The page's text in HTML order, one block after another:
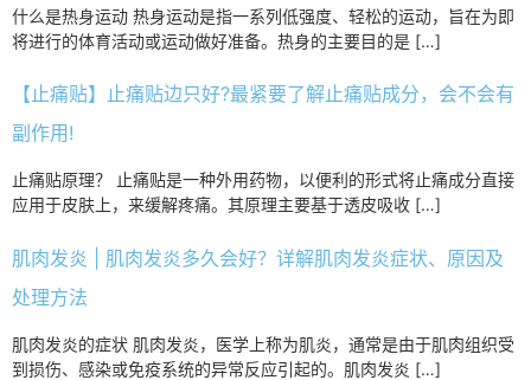
什么是热身运动 热身运动是指一系列低强度、轻松的运动，旨在为即
将进行的体育活动或运动做好准备。热身的主要目的是 […]
【止痛贴】止痛贴边只好?最紧要了解止痛贴成分，会不会有
副作用!
止痛贴原理？ 止痛贴是一种外用药物，以便利的形式将止痛成分直接
应用于皮肤上，来缓解疼痛。其原理主要基于透皮吸收 […]
肌肉发炎 | 肌肉发炎多久会好？详解肌肉发炎症状、原因及
处理方法
肌肉发炎的症状 肌肉发炎，医学上称为肌炎，通常是由于肌肉组织受
到损伤、感染或免疫系统的异常反应引起的。肌肉发炎 […]